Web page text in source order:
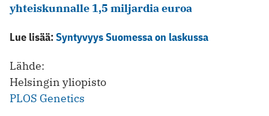
yhteiskunnalle 1,5 miljardia euroa
Lue lisää:Syntyvyys Suomessa on laskussa
Lähde:
Helsingin yliopisto
PLOS Genetics